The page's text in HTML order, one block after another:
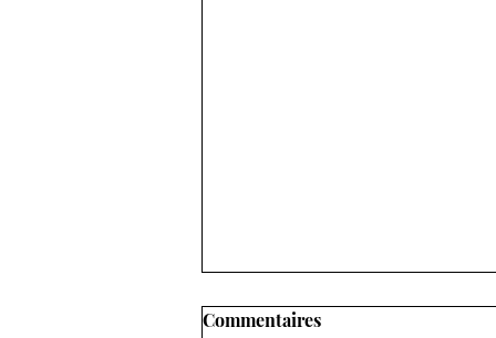
Commentaires